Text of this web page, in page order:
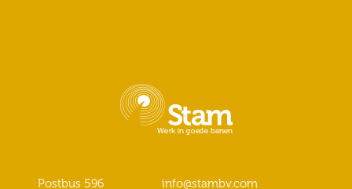
Postbus 596
info@stambv.com